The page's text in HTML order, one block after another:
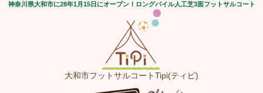
神奈川県大和市に28年1月15日にオープン！ロングパイル人工芝3面フットサルコート
大和市フットサルコートTipi(ティピ)